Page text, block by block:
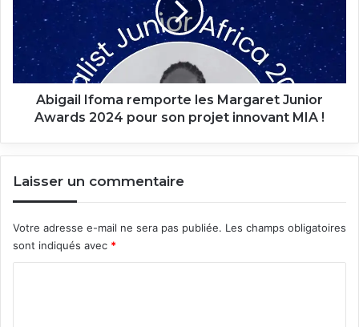
Margaret
Junior
Awards
2024
pour
projet
Abigail Ifoma remporte les Margaret Junior
Awards 2024 pour son projet innovant MIA !
Laisser un commentaire
Votre adresse e-mail ne sera pas publiée. Les champs obligatoires
sont indiqués avec *